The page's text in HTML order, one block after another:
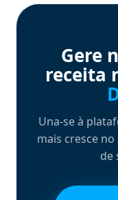
Gere
receita
Una-se à
mais cresce
de